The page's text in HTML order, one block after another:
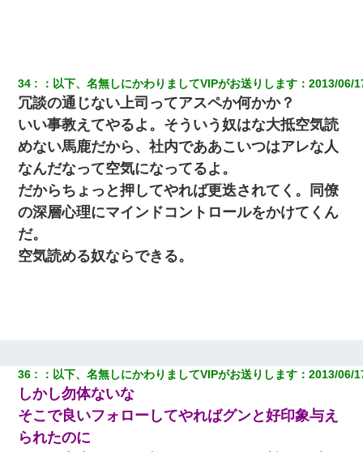
34 ： 以下、名無しにかわりましてVIPがお送りします ：2013/06/
冗談の通じない上司ってアスペか何かか？
いい事教えてやるよ。そういう奴はな大抵空気読
めない馬鹿だから、社内でああこいつはアレな人
なんだなって空気になってるよ。
だからちょっと押してやれば更迭されてく。同僚
の深層心理にマインドコントロールをかけてくん
だ。
空気読める奴ならできる。
36 ： 以下、名無しにかわりましてVIPがお送りします ：2013/06/
しかし勿体ないな
そこで良いフォローしてやればグンと好印象与え
られたのに